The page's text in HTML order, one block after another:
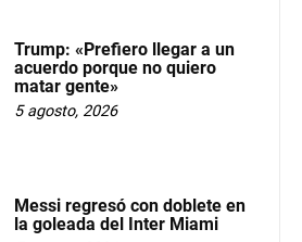
Trump: «Prefiero llegar a un
acuerdo porque no quiero
matar gente»
5 agosto, 2026
Messi regresó con doblete en
la goleada del Inter Miami